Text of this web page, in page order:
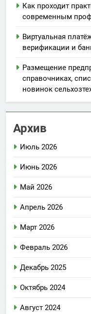
Как проходит
современным
Виртуальная
верификации и
Размещение
справочниках,
новинок
Архив
Июль 2026
Июнь 2026
Май 2026
Апрель 2026
Март 2026
Февраль 2026
Декабрь 2025
Октябрь 2024
Август 2024